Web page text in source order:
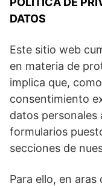
DATOS
Este sitio web
en materia de
implica que,
consentimiento
datos personales
formularios
secciones de
Para ello, en